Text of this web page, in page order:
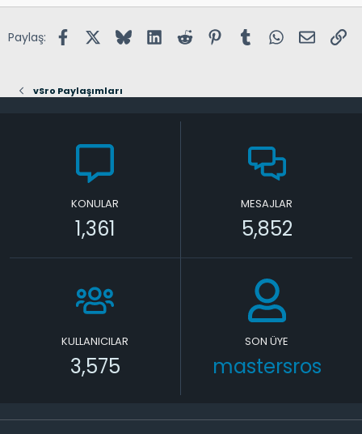
Paylaş: FacebookX (Twitter)
BlueskyLinkedInReddit PinterestTumblr WhatsApp
E-posta
vSro Paylaşımları
KONULAR
1,361
MESAJLAR
5,852
KULLANICILAR
3,575
SON ÜYE
mastersros